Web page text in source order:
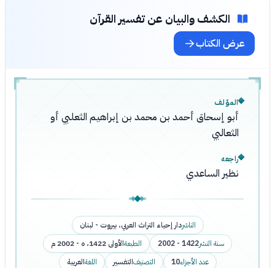
الكشف والبيان عن تفسير القرآن
عرض الكتاب
المؤلف
أبو إسحاق أحمد بن محمد بن إبراهيم الثعلبي أو
الثعالبي
راجعه
نظير الساعدي
الناشردار إحياء التراث العربي، بيروت - لبنان
سنة النشر1422 - 2002 الطبعةالأولى 1422، ه - 2002 م
عدد الأجزاء10 التصنيفالتفسير اللغةالعربية